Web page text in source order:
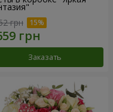
грн
Заказать